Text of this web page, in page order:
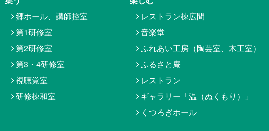
郷ホール、講師控室
第1研修室
第2研修室
第3・4研修室
視聴覚室
研修棟和室
レストラン棟広間
音楽堂
ふれあい工房（陶芸室、木工室）
ふるさと庵
レストラン
ギャラリー「温（ぬくもり）」
くつろぎホール